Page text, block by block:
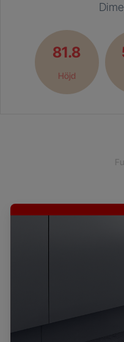
81.8
Höjd